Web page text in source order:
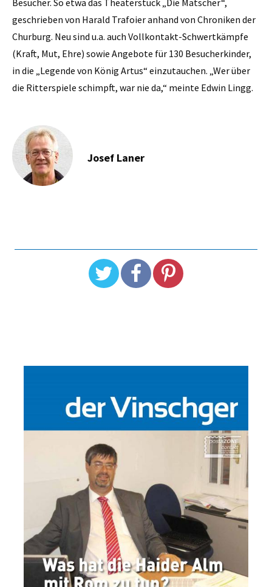
geschrieben von Harald Trafoier anhand von Chroniken der
Churburg. Neu sind u.a. auch Vollkontakt-Schwertkämpfe
(Kraft, Mut, Ehre) sowie Angebote für 130 Besucherkinder,
in die „Legende von König Artus“ einzutauchen. „Wer über
die Ritter­spiele schimpft, war nie da,“ meinte Edwin Lingg.
Josef Laner